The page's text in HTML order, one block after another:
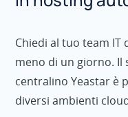
Chiedi al tuo team IT
meno di un giorno. Il
centralino Yeastar è
diversi ambienti